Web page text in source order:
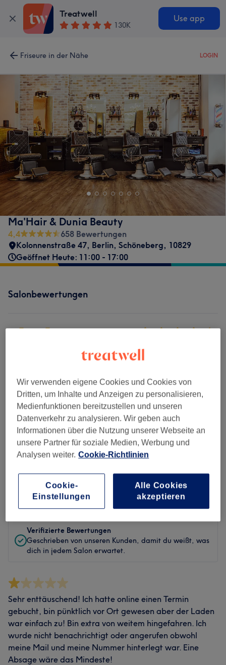
Treatwell
130K
Use app
Friseure in der Nähe LOGIN
Ma'Hair & Dunia Beauty
4,4
658 Bewertungen
Kolonnenstraße 47, Berlin, Schöneberg, 10829
Geöffnet Heute: 11:00 - 17:00
Salonbewertungen
4,4
Sauberkeit
Service
Bewertung Nach Sternen filtern
Verifizierte Bewertungen
Geschrieben von unseren Kunden, damit du weißt, was
dich in jedem Salon erwartet.
Sehr enttäuschend! Ich hatte online einen Termin
gebucht, bin pünktlich vor Ort gewesen aber der Laden
war einfach zu! Bin extra von weitem hingefahren. Ich
wurde nicht benachrichtigt oder angerufen obwohl
meine Mail und meine Nummer hinterlegt war. Eine
Absage wäre das Mindeste!
Wir verwenden eigene Cookies und Cookies von
Dritten, um Inhalte und Anzeigen zu personalisieren,
Medienfunktionen bereitzustellen und unseren
Datenverkehr zu analysieren. Wir geben auch
Informationen über die Nutzung unserer Webseite an
unsere Partner für soziale Medien, Werbung und
Analysen weiter. Cookie-Richtlinien
Cookie-
Einstellungen
Alle Cookies
akzeptieren